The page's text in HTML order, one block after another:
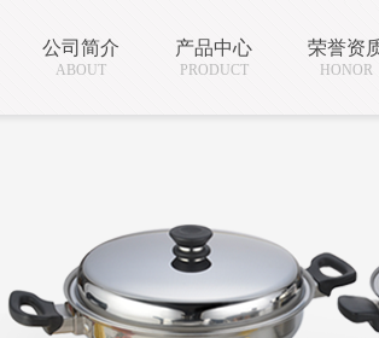
公司简介
ABOUT
产品中心
PRODUCT
荣誉资
HONOR